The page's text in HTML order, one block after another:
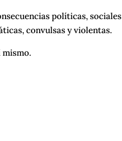
políticas,
convulsas y violentas.
mismo.